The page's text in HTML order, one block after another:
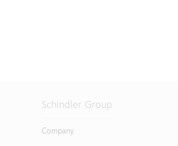
Schindler Group
Company